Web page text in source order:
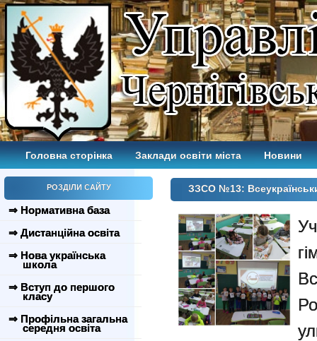
Головна сторінка Заклади освіти міста Новини
РОЗДІЛИ САЙТУ
⇒ Нормативна база
⇒ Дистанційна освіта
⇒ Нова українська
школа
⇒ Вступ до першого
класу
⇒ Профільна загальна
середня освіта
ЗЗСО №13: